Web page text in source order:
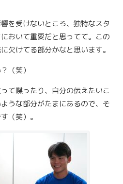
を受けないところ、独特なスタ
おいて重要だと思ってて。この
欠けてる部分かなと思います。
（笑）
て喋ったり、自分の伝えたいこ
うな部分がたまにあるので、そ
（笑）。